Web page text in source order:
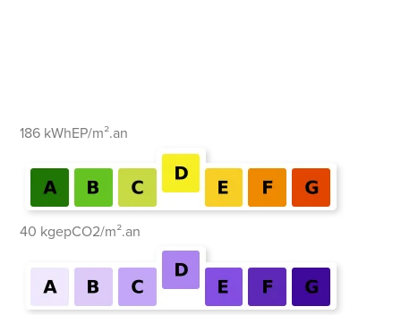
186 kWhEP/m².an
40 kgepCO2/m².an